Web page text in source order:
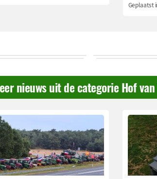
Geplaatst
nieuws uit de categorie Hof